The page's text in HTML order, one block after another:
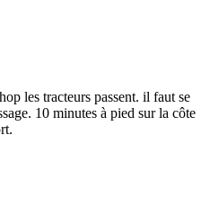
les tracteurs passent. il faut se
10 minutes à pied sur la côte